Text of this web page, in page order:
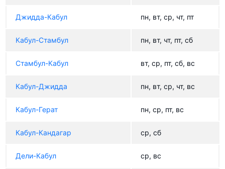
Джидда-Кабул пн, вт, ср, чт, пт
Кабул-Стамбул пн, вт, чт, пт, сб
Стамбул-Кабул вт, ср, пт, сб, вс
Кабул-Джидда пн, вт, ср, чт, вс
Кабул-Герат пн, ср, пт, вс
Кабул-Кандагар ср, сб
Дели-Кабул ср, вс